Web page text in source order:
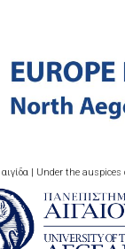
| Under the auspices